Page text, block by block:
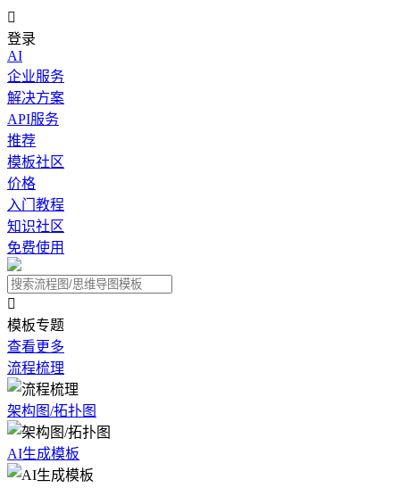

登录
AI
企业服务
解决方案
API服务
推荐
模板社区
价格
入门教程
知识社区
免费使用

模板专题
查看更多
流程梳理
架构图/拓扑图
AI生成模板